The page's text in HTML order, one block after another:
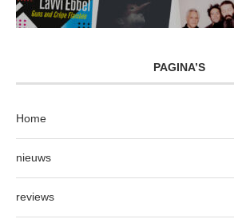
PAGINA’S
Home
nieuws
reviews